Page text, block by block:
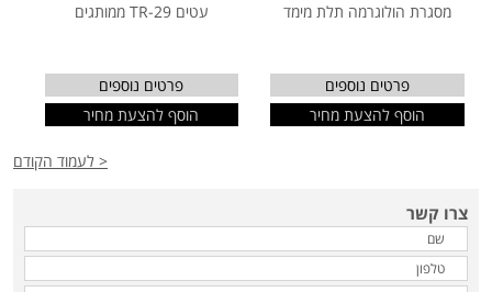
מסגרת הולוגרמה תלת מימד
פרטים נוספים
הוסף להצעת מחיר
עטים TR-29 ממותגים
פרטים נוספים
הוסף להצעת מחיר
< לעמוד הקודם
צרו קשר